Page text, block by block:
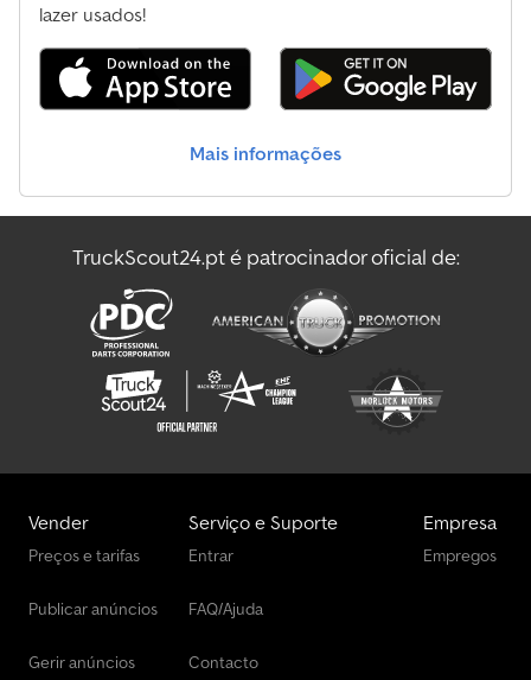
lazer usados!
Mais informações
TruckScout24.pt é patrocinador oficial de:
Vender
Preços e tarifas
Publicar anúncios
Gerir anúncios
Serviço e Suporte
Entrar
FAQ/Ajuda
Contacto
Empresa
Empregos